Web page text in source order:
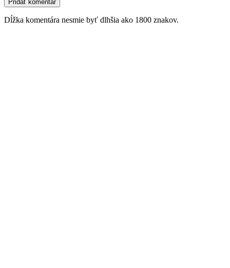
Dĺžka komentára nesmie byť dlhšia ako 1800 znakov.